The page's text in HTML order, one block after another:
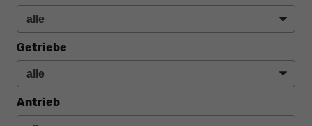
Getriebe
Antrieb